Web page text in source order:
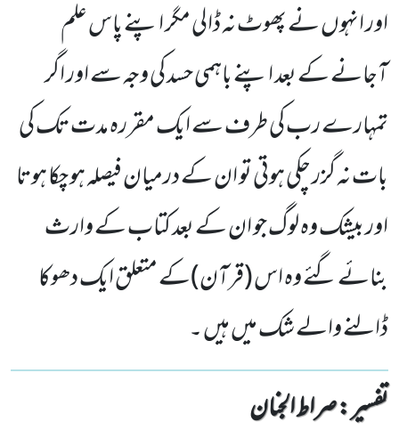
اور انہوں نے پھوٹ نہ ڈالی مگر اپنے پاس علم
آجانے کے بعد اپنے باہمی حسد کی وجہ سے اور اگر
تمہارے رب کی طرف سے ایک مقررہ مدت تک کی
بات نہ گزر چکی ہوتی تو ان کے درمیان فیصلہ ہو چکا ہوتا
اور بیشک وہ لوگ جو ان کے بعد کتاب کے وارث
بنائے گئے وہ اس (قرآن)کے متعلق ایک دھوکا
ڈالنے والے شک میں ہیں ۔
تفسیر : ‎صراط الجنان